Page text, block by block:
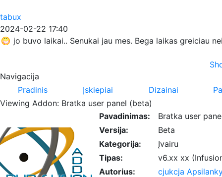
tabux
2024-02-22 17:40
jo buvo laikai.. Senukai jau mes. Bega laikas greiciau
Navigacija
Pradinis
Įskiepiai Dizainai
Viewing Addon: Bratka user panel (beta)
Pavadinimas:
Bratka user
Versija:
Beta
Kategorija:
Įvairu
Tipas:
v6.xx xx
Autorius:
cjukcja